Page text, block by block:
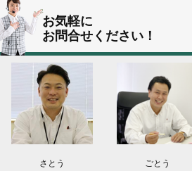
群馬県伊勢崎市K様よりお問い合わせ頂きまし
東京都葛飾区N様よりお問い合わせ頂きました
2026.08.03
神奈川県川崎市A様よりお問い合わせ頂きまし
群馬県高崎市E様よりお問い合わせ頂きました
2026.08.02
東京都練馬区K様よりお問い合わせ頂きました
お気軽に
お問合せください！
さとう ごとう